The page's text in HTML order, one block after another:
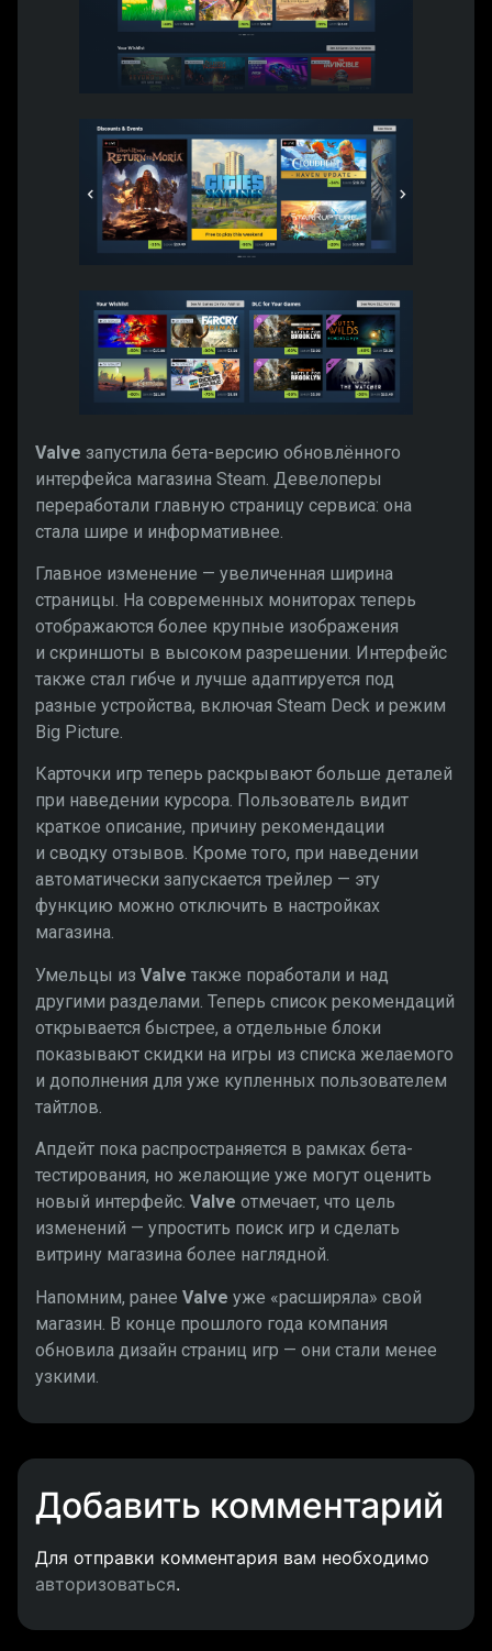
Valve запустила бета-версию обновлённого
интерфейса магазина Steam. Девелоперы
переработали главную страницу сервиса: она
стала шире и информативнее.
Главное изменение — увеличенная ширина
страницы. На современных мониторах теперь
отображаются более крупные изображения
и скриншоты в высоком разрешении. Интерфейс
также стал гибче и лучше адаптируется под
разные устройства, включая Steam Deck и режим
Big Picture.
Карточки игр теперь раскрывают больше деталей
при наведении курсора. Пользователь видит
краткое описание, причину рекомендации
и сводку отзывов. Кроме того, при наведении
автоматически запускается трейлер — эту
функцию можно отключить в настройках
магазина.
Умельцы из Valve также поработали и над
другими разделами. Теперь список рекомендаций
открывается быстрее, а отдельные блоки
показывают скидки на игры из списка желаемого
и дополнения для уже купленных пользователем
тайтлов.
Апдейт пока распространяется в рамках бета-
тестирования, но желающие уже могут оценить
новый интерфейс. Valve отмечает, что цель
изменений — упростить поиск игр и сделать
витрину магазина более наглядной.
Напомним, ранее Valve уже «расширяла» свой
магазин. В конце прошлого года компания
обновила дизайн страниц игр — они стали менее
узкими.
Добавить комментарий
Для отправки комментария вам необходимо
авторизоваться.